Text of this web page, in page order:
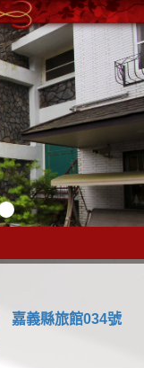
嘉義縣旅館034號